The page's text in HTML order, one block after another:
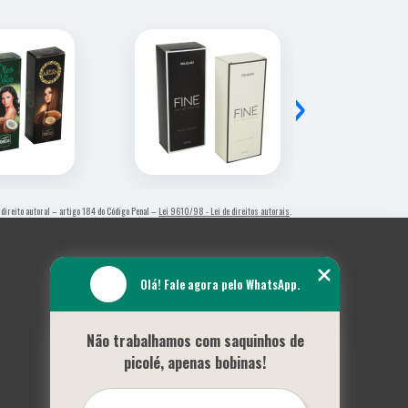
›
direito autoral – artigo 184 do Código Penal – Lei 9610/98 - Lei de direitos autorais
Olá! Fale agora pelo WhatsApp.
Não trabalhamos com saquinhos de
picolé, apenas bobinas!